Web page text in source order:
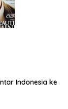
Indonesia ke